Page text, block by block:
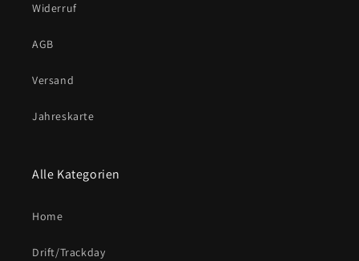
Widerruf
AGB
Versand
Jahreskarte
Alle Kategorien
Home
Drift/Trackday